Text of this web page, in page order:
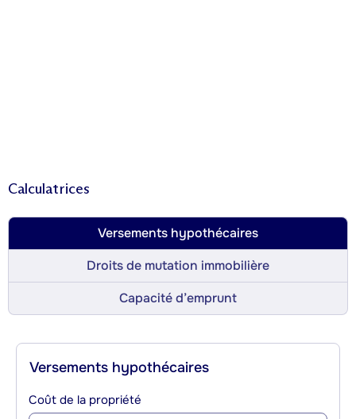
Calculatrices
Versements hypothécaires
Droits de mutation immobilière
Capacité d’emprunt
Versements hypothécaires
Coût de la propriété